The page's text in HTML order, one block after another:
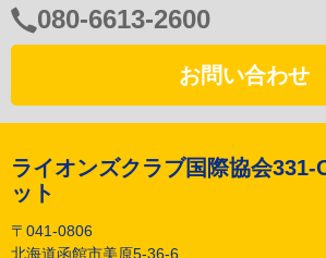
電
話
号：
080-6613-2600
お問い合わせ
ライオンズクラブ国際協会331-
ット
〒041-0806
北海道函館市美原5-36-6